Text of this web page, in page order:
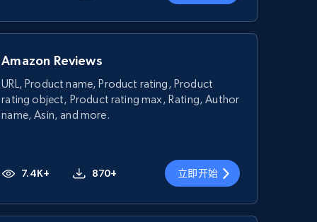
Amazon Reviews
URL, Product name, Product rating, Product
rating object, Product rating max, Rating, Author
name, Asin, and more.
7.4K+ 870+ 立即开始